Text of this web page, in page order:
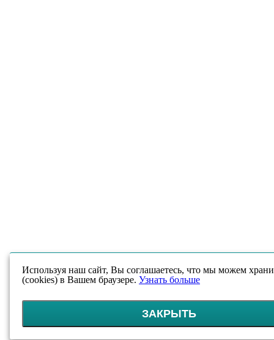
Используя наш сайт, Вы соглашаетесь, что мы можем
(cookies) в Вашем браузере. Узнать больше
ЗАКРЫТЬ